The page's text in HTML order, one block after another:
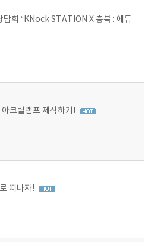
담회 “KNock STATION X 충북 : 에듀
크릴램프 제작하기!
떠나자!